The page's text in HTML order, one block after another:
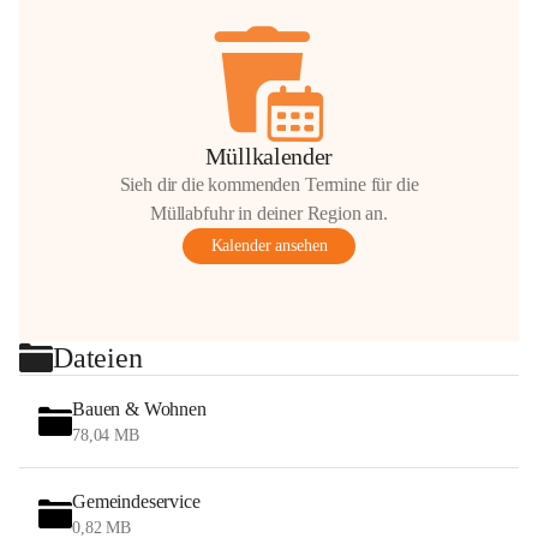
Müllkalender
Sieh dir die kommenden Termine für die
Müllabfuhr in deiner Region an.
Kalender ansehen
Dateien
Bauen & Wohnen
78,04 MB
Gemeindeservice
0,82 MB